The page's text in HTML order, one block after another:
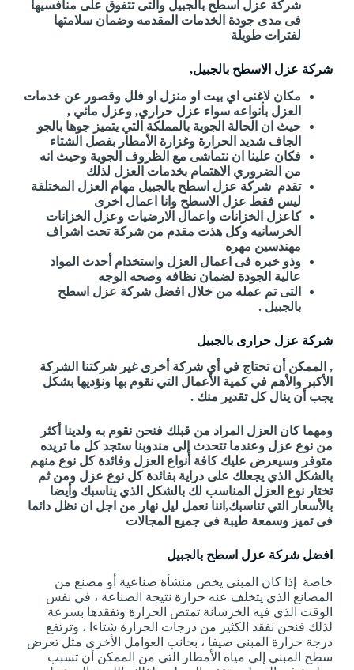
شركة عزل اسطح بالجبيل والتى تتفوق على منافسيها
فى مدى جودة الخدمات المقدمه وضمان سلامتها
لفترات طويلة
شركة عزل الاسطح بالجبيل,
مكان لاغنى اي بيت او منزل او فلل وقصور عن خدمات
العزل بأنواعه سواء عزل حراري, وعزل مائي ,
حيث ان الحالة الجوية بالمملكة التي يتميز جوها بالجو
الجاف شديد الحرارة وغزارة الأمطار بفصل الشتاء
فكان علينا ان نتماشى مع الظروف الجوية وحيث انه
من الضروري الاهتمام بخدمات العزل لذلك
تقدم شركة عزل اسطح بالجبيل مهام العزل المختلفة
ليس فقط عزل الاسطح وانا اعمال اخرى
كاعزل الخزانات واعمال الارضيات وعزل الخزانات
الخرسانيه وكل هذت مقدم من شركة تحت اشراف
مهندسين مهره
وذو خبره فى اعمال العزل واستخدام أحدث المواد
عالية الجودة لضمان نظافه وصحه الوجه
التى تم عمله من خلال افضل شركة عزل اسطح
بالجبيل .
شركة عزل حرارى بالجبيل
, الممكن أن تحتاج في أي شركة أخرى غير شركتنا الشركة
الأكبر والأهم في كمية الأعمال التي نقوم بها ونؤديها بشكل
يجب أن ينال كل تقدير منك .
ومهما كان العزل المراد من قبلك فنحن نقوم به ولدينا أكثر
من نوع عزل وعندما تتحدث إلى مندوبنا ستجد كل ما تريده
متوفر وسيعرض عليك كافة أنواع العزل وفائدة كل نوع منهم
بالشكل الذي يجعلك على دراية بفائدة كل نوع عزل ومن ثم
تختار نوع العزل المناسب لك بالشكل الذي يناسبك وأيضا
بالأسعار التي تناسبك,اننا نعمل ليل نهار من اجل ان نظل دائما
فى تميز وسمعة طيبة فى جميع المجالات
افضل شركة عزل اسطح بالجبيل
خاصة إذا كان المبنى يخص منشأة صناعية أو مصنع من
المصانع الذي يتخلف عنه حرارة نتيجة الصناعة ، في نفس
الوقت الذي فيه الخرسانة تمتص الحرارة وتفقدها بسرعة
لذلك فنحن نفقد الكثير من درجات الحرارة شتاءا ، وترتفع
درجة حرارة المبنى صيفا ، بجانب العوامل الأخرى مثل تعرض
سطح المبني إلي مياه الأمطار التي من الممكن أن تسبب